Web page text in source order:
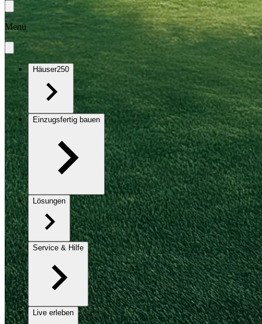
Menü
Häuser250
Einzugsfertig bauen
Lösungen
Service & Hilfe
Live erleben